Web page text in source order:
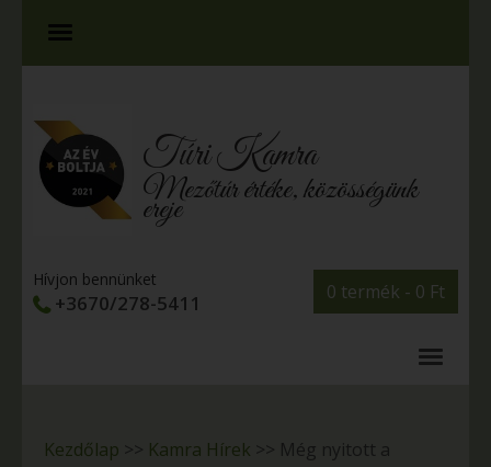
Túri Kamra
Mezőtúr értéke, közösségünk
ereje
0 termék - 0 Ft
Hívjon bennünket
+3670/278-5411
Kezdőlap >> Kamra Hírek >> Még nyitott a